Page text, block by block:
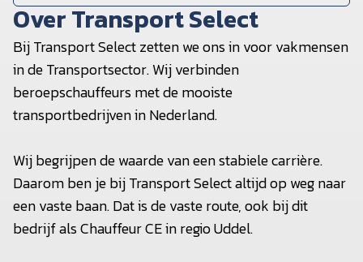
Over Transport Select
Bij Transport Select zetten we ons in voor vakmensen
in de Transportsector. Wij verbinden
beroepschauffeurs met de mooiste
transportbedrijven in Nederland.
Wij begrijpen de waarde van een stabiele carrière.
Daarom ben je bij Transport Select altijd op weg naar
een vaste baan. Dat is de vaste route, ook bij dit
bedrijf als Chauffeur CE in regio Uddel.